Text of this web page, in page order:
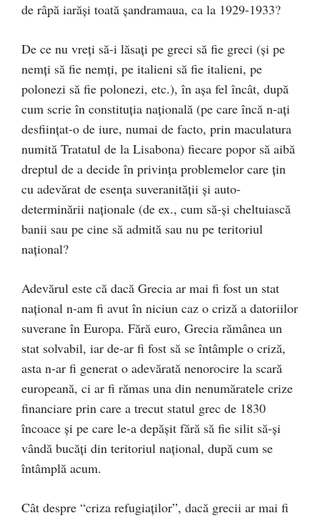
de râpă iarăși toată șandramaua, ca la 1929-1933?
De ce nu vreți să-i lăsați pe greci să fie greci (și pe
nemți să fie nemți, pe italieni să fie italieni, pe
polonezi să fie polonezi, etc.), în așa fel încât, după
cum scrie în constituția națională (pe care încă n-ați
desființat-o de iure, numai de facto, prin maculatura
numită Tratatul de la Lisabona) fiecare popor să aibă
dreptul de a decide în privința problemelor care țin
cu adevărat de esența suveranității și auto-
determinării naționale (de ex., cum să-și cheltuiască
banii sau pe cine să admită sau nu pe teritoriul
național?
Adevărul este că dacă Grecia ar mai fi fost un stat
național n-am fi avut în niciun caz o criză a datoriilor
suverane în Europa. Fără euro, Grecia rămânea un
stat solvabil, iar de-ar fi fost să se întâmple o criză,
asta n-ar fi generat o adevărată nenorocire la scară
europeană, ci ar fi rămas una din nenumăratele crize
financiare prin care a trecut statul grec de 1830
încoace și pe care le-a depășit fără să fie silit să-și
vândă bucăți din teritoriul național, după cum se
întâmplă acum.
Cât despre “criza refugiaților”, dacă grecii ar mai fi